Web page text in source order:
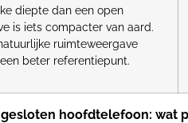
diepte dan een open
is iets compacter van aard.
ruimteweergave
beter referentiepunt.
hoofdtelefoon: wat